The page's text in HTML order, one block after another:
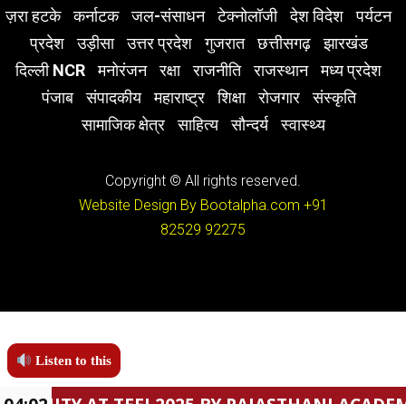
ज़रा हटके
कर्नाटक जल-संसाधन टेक्नोलॉजी देश विदेश
पर्यटन
प्रदेश
उड़ीसा उत्तर प्रदेश गुजरात छत्तीसगढ़
झारखंड
दिल्ली NCR
मनोरंजन रक्षा राजनीति राजस्थान
मध्य प्रदेश
पंजाब
संपादकीय महाराष्ट्र शिक्षा रोजगार
संस्कृति
सामाजिक क्षेत्र
साहित्य सौन्दर्य स्वास्थ्य
Copyright © All rights reserved.
Website Design By Bootalpha.com +91
82529 92275
Listen to this